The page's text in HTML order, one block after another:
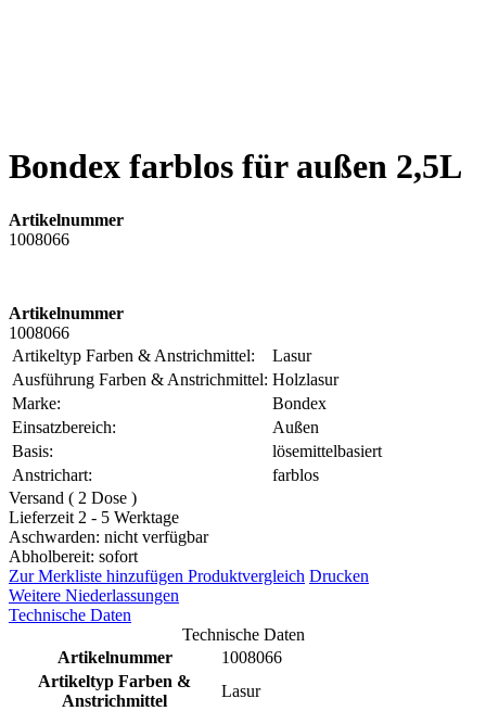
Bondex farblos für außen 2,5L
Artikelnummer
1008066
Artikelnummer
1008066
Artikeltyp Farben & Anstrichmittel:
Lasur
Ausführung Farben & Anstrichmittel: Holzlasur
Marke:
Bondex
Einsatzbereich:
Außen
Basis:
lösemittelbasiert
Anstrichart:
farblos
Versand ( 2 Dose )
Lieferzeit 2 - 5 Werktage
Aschwarden: nicht verfügbar
Abholbereit: sofort
Zur Merkliste hinzufügen Produktvergleich Drucken
Weitere Niederlassungen
Technische Daten
Technische Daten
Artikelnummer
1008066
Artikeltyp Farben &
Anstrichmittel
Lasur